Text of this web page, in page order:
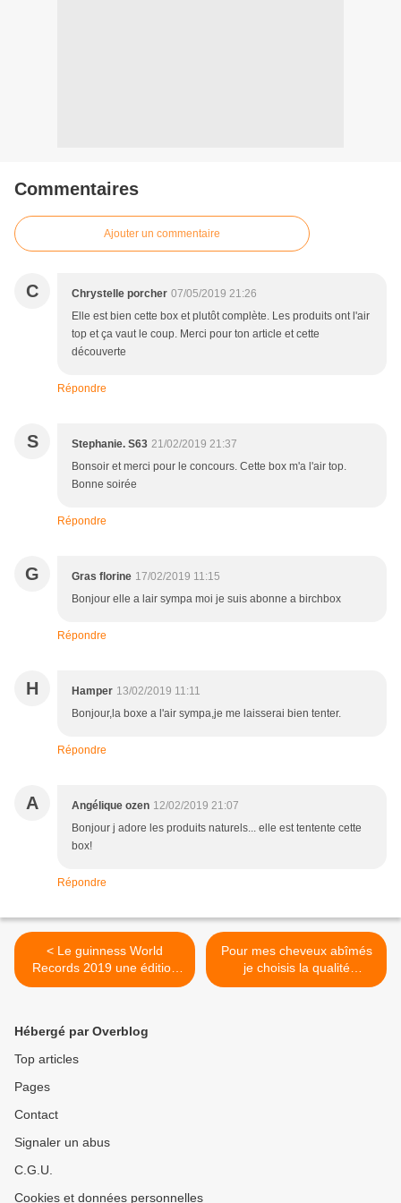
Commentaires
Ajouter un commentaire
C Chrystelle porcher 07/05/2019 21:26
Elle est bien cette box et plutôt complète. Les produits ont l'air
top et ça vaut le coup. Merci pour ton article et cette
découverte
Répondre
S Stephanie. S63 21/02/2019 21:37
Bonsoir et merci pour le concours. Cette box m'a l'air top.
Bonne soirée
Répondre
G Gras florine 17/02/2019 11:15
Bonjour elle a lair sympa moi je suis abonne a birchbox
Répondre
H Hamper 13/02/2019 11:11
Bonjour,la boxe a l'air sympa,je me laisserai bien tenter.
Répondre
A Angélique ozen 12/02/2019 21:07
Bonjour j adore les produits naturels... elle est tentente cette
box!
Répondre
< Le guinness World
Records 2019 une édition
qui va vous couper le
Pour mes cheveux abîmés
je choisis la qualité
professionnelle avec
Hébergé par Overblog
Top articles
Pages
Contact
Signaler un abus
C.G.U.
Cookies et données personnelles